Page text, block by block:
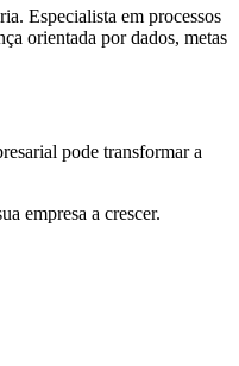
Especialista em processos
orientada por dados, metas
pode transformar a
empresa a crescer.